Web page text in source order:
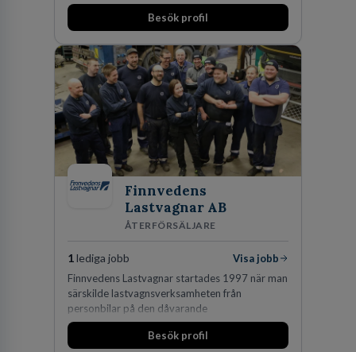
expertis inom IP-tillgångar har gett oss en
marknadsledande position. Våra klienter väljer
skydda, utveckla och kommersialisera
företagets viktigaste tillgångar.
Besök profil
Finnvedens
Lastvagnar AB
ÅTERFÖRSÄLJARE
1lediga jobb
Visa jobb
Finnvedens Lastvagnar startades 1997 när man
särskilde lastvagnsverksamheten från
personbilar på den dåvarande
huvudanläggningen i Värnamo. Sedan dess har
man expanderat kraftigt genom ett antal
Besök profil